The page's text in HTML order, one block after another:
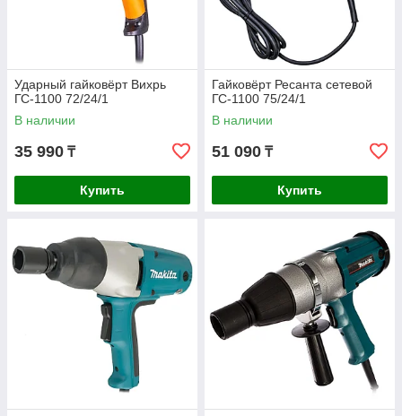
Ударный гайковёрт Вихрь
ГС-1100 72/24/1
В наличии
35 990 ₸
Купить
Гайковёрт Ресанта сетевой
ГС-1100 75/24/1
В наличии
51 090 ₸
Купить